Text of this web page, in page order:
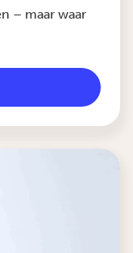
– maar waar